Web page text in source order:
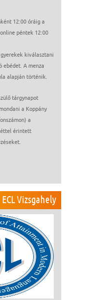
12:00 óráig a
péntek 12:00
kiválasztani
ebédet. A menza
alapján történik.
tárgynapot
a Koppány
a
érintett
ECL Vizsgahely